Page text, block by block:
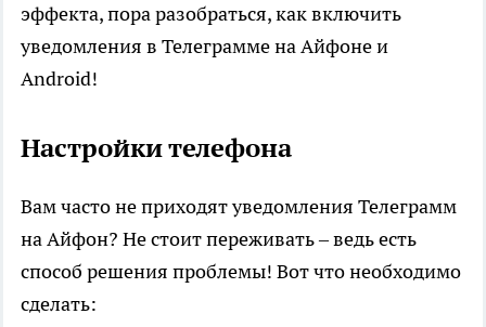
эффекта, пора разобраться, как включить
уведомления в Телеграмме на Айфоне и
Android!
Настройки телефона
Вам часто не приходят уведомления Телеграмм
на Айфон? Не стоит переживать – ведь есть
способ решения проблемы! Вот что необходимо
сделать: